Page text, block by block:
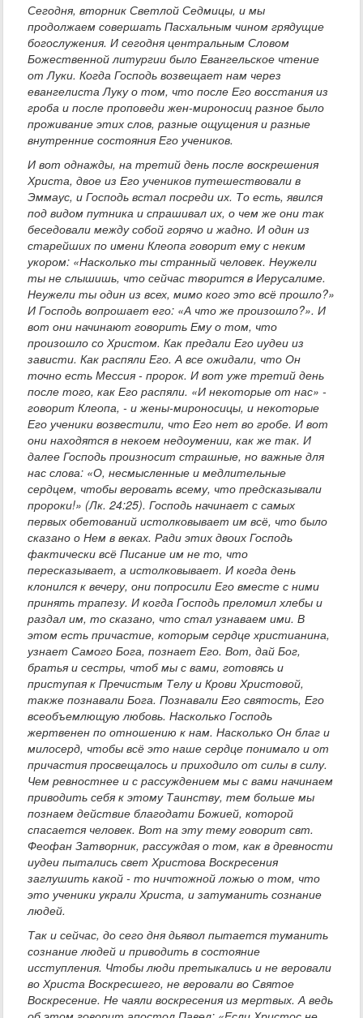
Сегодня, вторник Светлой Седмицы, и мы
продолжаем совершать Пасхальным чином грядущие
богослужения. И сегодня центральным Словом
Божественной литургии было Евангельское чтение
от Луки. Когда Господь возвещает нам через
евангелиста Луку о том, что после Его восстания из
гроба и после проповеди жен-мироносиц разное было
проживание этих слов, разные ощущения и разные
внутренние состояния Его учеников.
И вот однажды, на третий день после воскрешения
Христа, двое из Его учеников путешествовали в
Эммаус, и Господь встал посреди их. То есть, явился
под видом путника и спрашивал их, о чем же они так
беседовали между собой горячо и жадно. И один из
старейших по имени Клеопа говорит ему с неким
укором: «Насколько ты странный человек. Неужели
ты не слышишь, что сейчас творится в Иерусалиме.
Неужели ты один из всех, мимо кого это всё прошло?»
И Господь вопрошает его: «А что же произошло?». И
вот они начинают говорить Ему о том, что
произошло со Христом. Как предали Его иудеи из
зависти. Как распяли Его. А все ожидали, что Он
точно есть Мессия - пророк. И вот уже третий день
после того, как Его распяли. «И некоторые от нас» -
говорит Клеопа, - и жены-мироносицы, и некоторые
Его ученики возвестили, что Его нет во гробе. И вот
они находятся в некоем недоумении, как же так. И
далее Господь произносит страшные, но важные для
нас слова: «О, несмысленные и медлительные
сердцем, чтобы веровать всему, что предсказывали
пророки!» (Лк. 24:25). Господь начинает с самых
первых обетований истолковывает им всё, что было
сказано о Нем в веках. Ради этих двоих Господь
фактически всё Писание им не то, что
пересказывает, а истолковывает. И когда день
клонился к вечеру, они попросили Его вместе с ними
принять трапезу. И когда Господь преломил хлебы и
раздал им, то сказано, что стал узнаваем ими. В
этом есть причастие, которым сердце христианина,
узнает Самого Бога, познает Его. Вот, дай Бог,
братья и сестры, чтоб мы с вами, готовясь и
приступая к Пречистым Телу и Крови Христовой,
также познавали Бога. Познавали Его святость, Его
всеобъемлющую любовь. Насколько Господь
жертвенен по отношению к нам. Насколько Он благ и
милосерд, чтобы всё это наше сердце понимало и от
причастия просвещалось и приходило от силы в силу.
Чем ревностнее и с рассуждением мы с вами начинаем
приводить себя к этому Таинству, тем больше мы
познаем действие благодати Божией, которой
спасается человек. Вот на эту тему говорит свт.
Феофан Затворник, рассуждая о том, как в древности
иудеи пытались свет Христова Воскресения
заглушить какой - то ничтожной ложью о том, что
это ученики украли Христа, и затуманить сознание
людей.
Так и сейчас, до сего дня дьявол пытается туманить
сознание людей и приводить в состояние
исступления. Чтобы люди претыкались и не веровали
во Христа Воскресшего, не веровали во Святое
Воскресение. Не чаяли воскресения из мертвых. А ведь